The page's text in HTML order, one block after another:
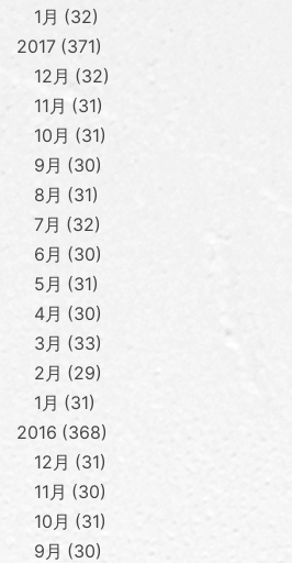
1月
32
2017 371
12月
32
11月
31
10月
31
9月
30
8月
31
7月
32
6月
30
5月
31
4月
30
3月
33
2月
29
1月
31
2016 368
12月
31
11月
30
10月
31
9月
30